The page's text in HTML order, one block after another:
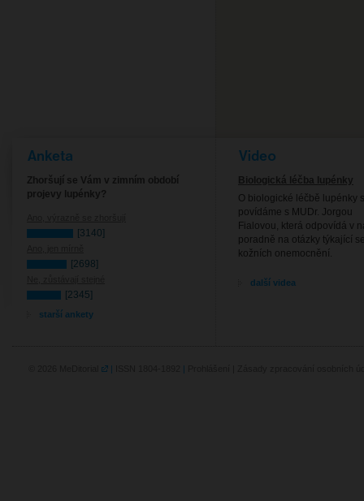
Anketa
Zhoršují se Vám v zimním období
projevy lupénky?
[3140]
[2698]
[2345]
starší ankety
Video
Biologická léčba lupénky
O biologické léčbě lupénky
povídáme s MUDr. Jorgou
Fialovou, která odpovídá v
poradně na otázky týkající
kožních onemocnění.
další videa
| |